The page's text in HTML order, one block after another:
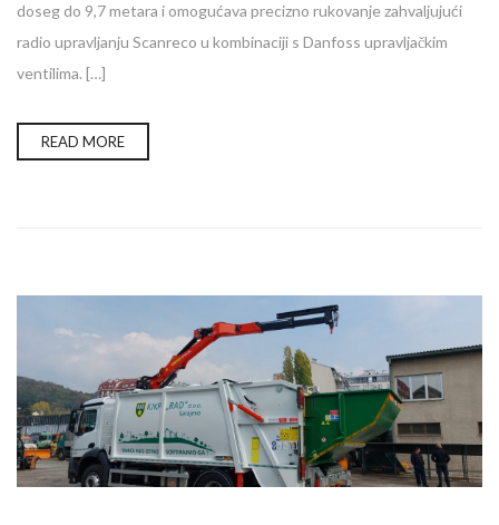
doseg do 9,7 metara i omogućava precizno rukovanje zahvaljujući
radio upravljanju Scanreco u kombinaciji s Danfoss upravljačkim
ventilima. […]
READ MORE